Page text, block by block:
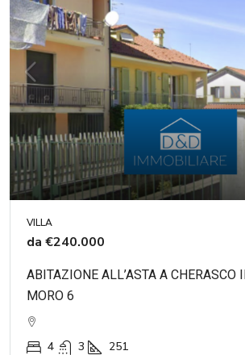
VILLA
da €240.000
ABITAZIONE ALL’ASTA A CHERASCO
MORO 6
4 3 251